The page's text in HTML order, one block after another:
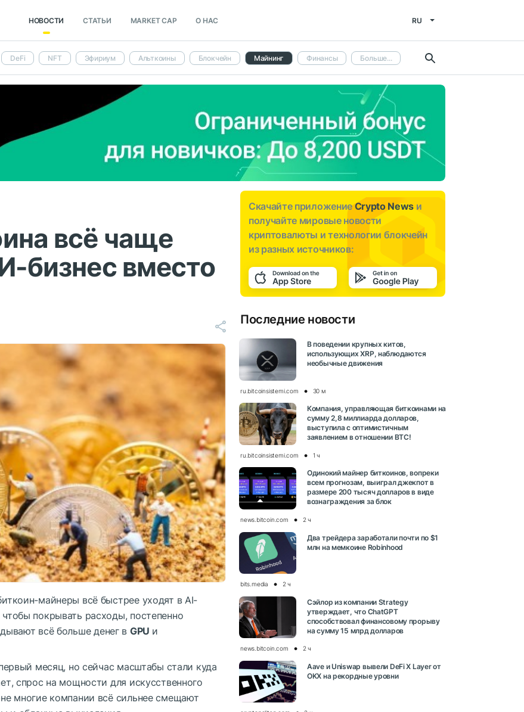
НОВОСТИ СТАТЬИ MARKET CAP О НАС RU
DeFi NFT Эфириум Альткоины Блокчейн Майнинг Финансы Больше...
всё чаще
бизнес вместо
майнеры всё быстрее уходят в AI-
чтобы покрывать расходы, постепенно
всё больше денег в GPU и
месяц, но сейчас масштабы стали куда
спрос на мощности для искусственного
многие компании всё сильнее смещают
Скачайте приложениеCrypto News и
получайте мировые новости
криптовалюты и технологии блокчейн
из разных источников:
Последние новости
В поведении крупных китов,
использующих XRP, наблюдаются
необычные движения
ru.bitcoinsistemi.com 30 м
Компания, управляющая биткоинами на
сумму 2,8 миллиарда долларов,
выступила с оптимистичным
заявлением в отношении BTC!
ru.bitcoinsistemi.com 1 ч
Одинокий майнер биткоинов, вопреки
всем прогнозам, выиграл джекпот в
размере 200 тысяч долларов в виде
вознаграждения за блок
news.bitcoin.com 2 ч
Два трейдера заработали почти по $1
млн на мемкоине Robinhood
bits.media 2 ч
Сэйлор из компании Strategy
утверждает, что ChatGPT
способствовал финансовому прорыву
на сумму 15 млрд долларов
news.bitcoin.com 2 ч
Aave и Uniswap вывели DeFi X Layer от
OKX на рекордные уровни